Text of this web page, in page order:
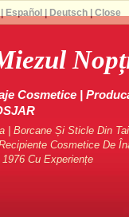
Cosmetice |
| Borcane Și Sticle Din
Cosmetice De
Cu Experiențe
Español Deutsch| Close